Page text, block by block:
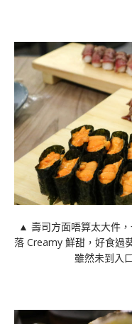
▲ 壽司方面唔算太大件
落 Creamy 鮮甜，好食過
雖然未到入